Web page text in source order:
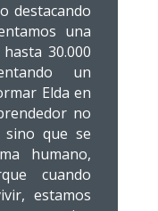
destacando
una
30.000
un
Elda en
no
que se
humano,
cuando
estamos